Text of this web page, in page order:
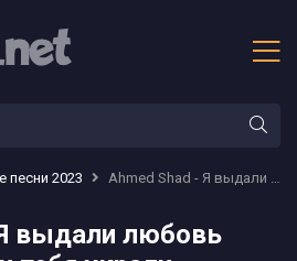
песни 2023 Ahmed Shad - Я выдали любовь хранил забрали тебя украли
выдали любовь